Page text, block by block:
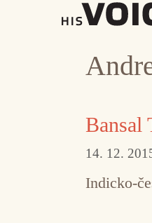
Bansal
14. 12.
Indicko-